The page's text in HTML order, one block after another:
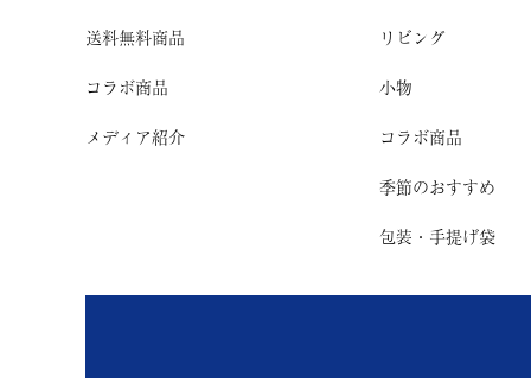
送料無料商品
コラボ商品
メディア紹介
リビング
小物
コラボ商品
季節のおすすめ
包装・手提げ袋